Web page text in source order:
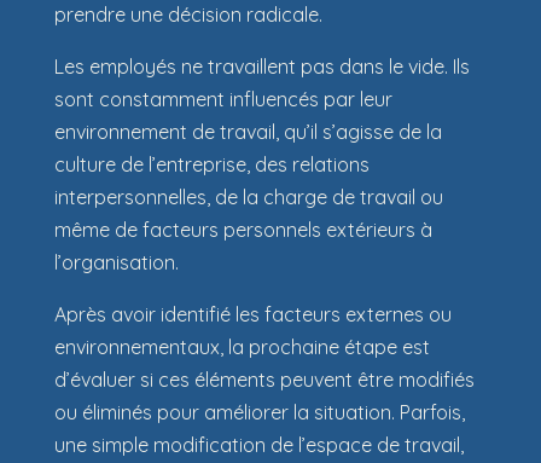
prendre une décision radicale.
Les employés ne travaillent pas dans le vide. Ils
sont constamment influencés par leur
environnement de travail, qu’il s’agisse de la
culture de l’entreprise, des relations
interpersonnelles, de la charge de travail ou
même de facteurs personnels extérieurs à
l’organisation.
Après avoir identifié les facteurs externes ou
environnementaux, la prochaine étape est
d’évaluer si ces éléments peuvent être modifiés
ou éliminés pour améliorer la situation. Parfois,
une simple modification de l’espace de travail,